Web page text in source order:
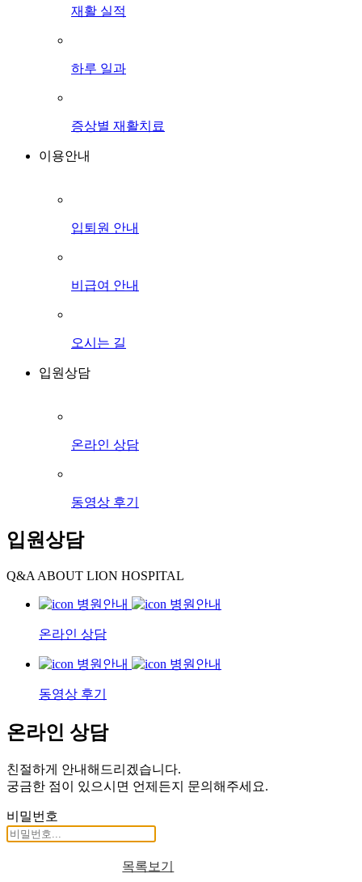
재활 실적
하루 일과
증상별 재활치료
이용안내
입퇴원 안내
비급여 안내
오시는 길
입원상담
온라인 상담
동영상 후기
입원상담
Q&A ABOUT LION HOSPITAL
온라인 상담
동영상 후기
온라인 상담
친절하게 안내해드리겠습니다.
궁금한 점이 있으시면 언제든지 문의해주세요.
비밀번호
목록보기